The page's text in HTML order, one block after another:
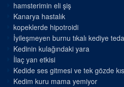
hamsterimin eli şiş
Kanarya hastalık
kopeklerde hipotroidi
İyileşmeyen burnu tıkalı kediye
Kedinin kulağındaki yara
İlaç yan etkisi
Kedide ses gitmesi ve tek gözde
Kedim kuru mama yemiyor